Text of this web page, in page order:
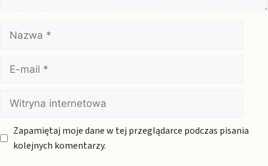
Nazwa
mail
Witryna
internetowa
Zapamiętaj moje dane w tej przeglądarce podczas pisania
kolejnych komentarzy.